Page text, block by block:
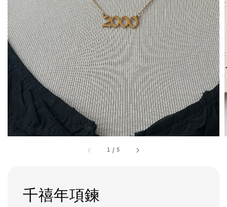
1 /5
千禧年項鍊